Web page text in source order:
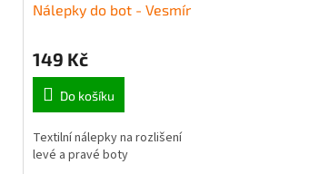
Nálepky do bot - Vesmír
149 Kč
Do košíku
Textilní nálepky na rozlišení
levé a pravé boty